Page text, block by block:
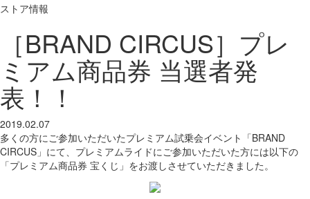
ストア情報
［BRAND CIRCUS］プレ
ミアム商品券 当選者発
表！！
2019.02.07
多くの方にご参加いただいたプレミアム試乗会イベント「BRAND
CIRCUS」にて、プレミアムライドにご参加いただいた方には以下の
「プレミアム商品券 宝くじ」をお渡しさせていただきました。